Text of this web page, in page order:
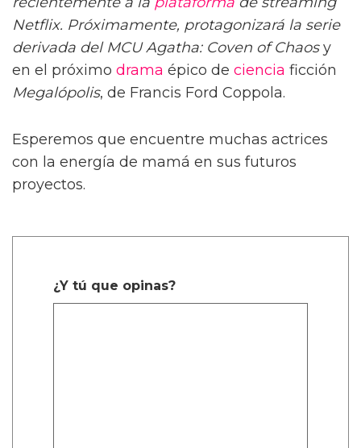
Netflix. Próximamente, protagonizará la serie
derivada del MCU Agatha: Coven of Chaosy
en el próximo drama épico de ciencia ficción
Megalópolis, de Francis Ford Coppola.
Esperemos que encuentre muchas actrices
con la energía de mamá en sus futuros
proyectos.
¿Y tú que opinas?